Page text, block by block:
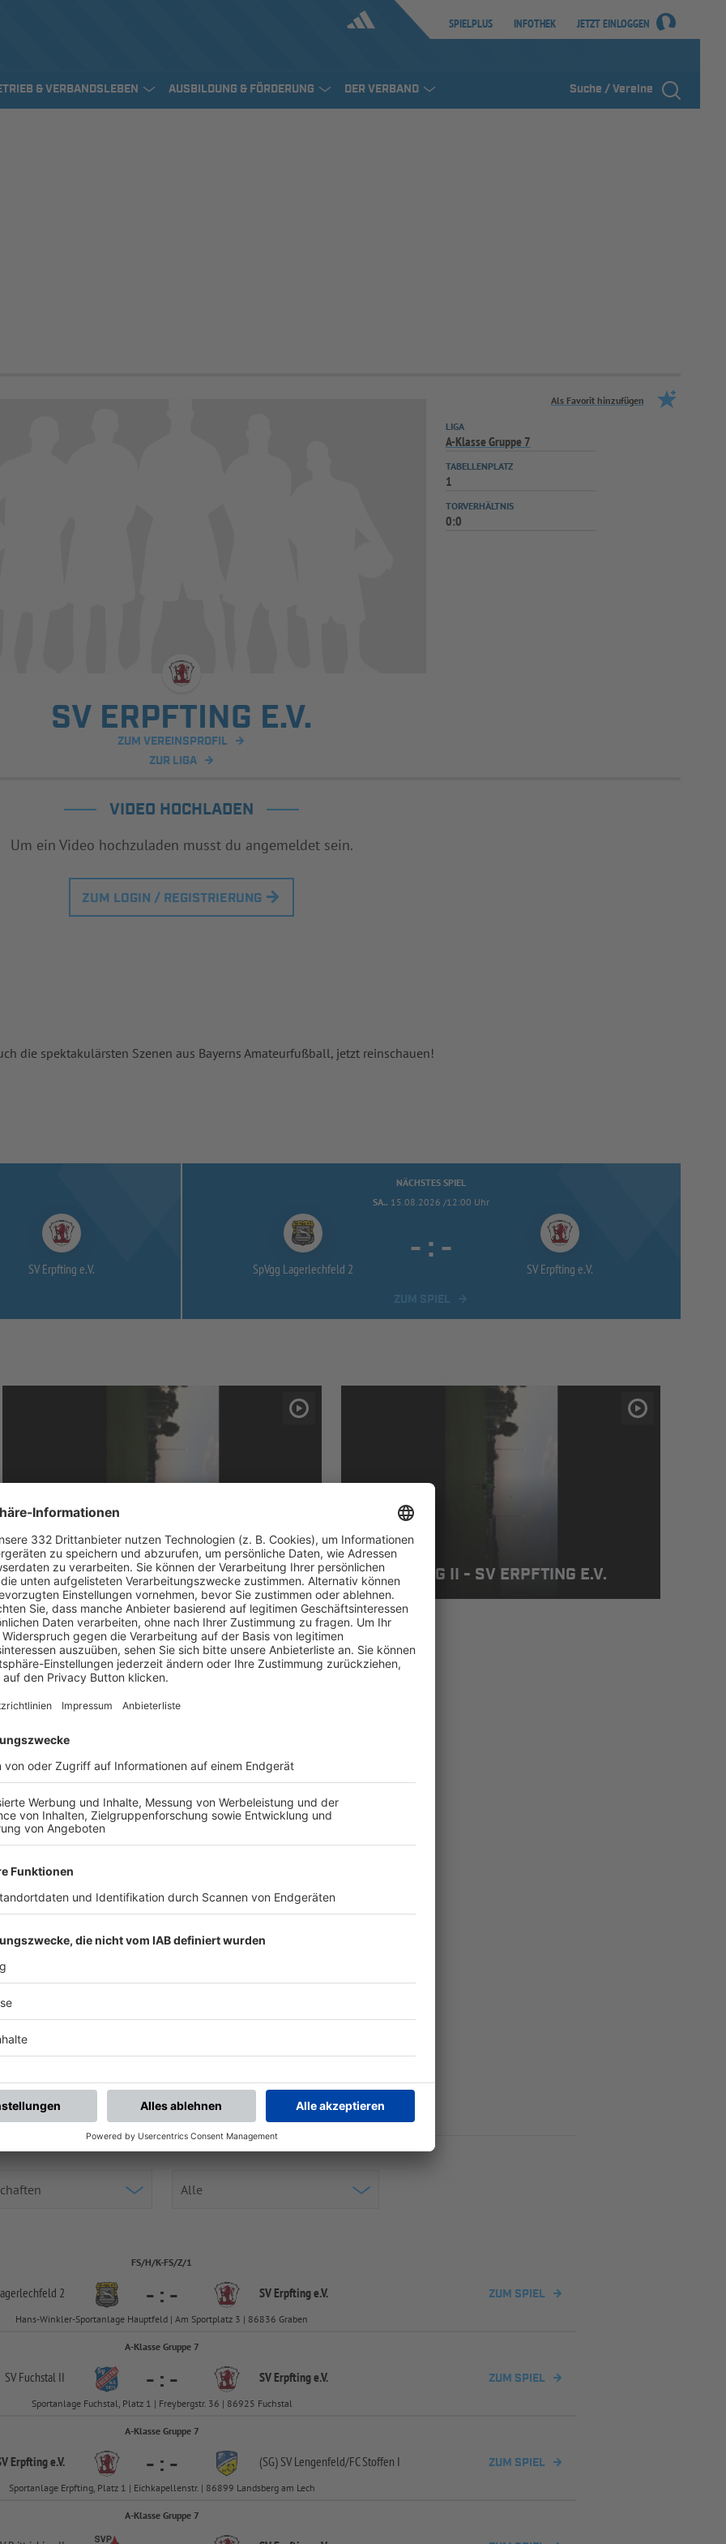
SPIELPLUS INFOTHEK JETZT EINLOGGEN
& VERBANDSLEBEN AUSBILDUNG & FÖRDERUNG DER VERBAND Suche / Vereine
Als Favorit hinzufügen
SV ERPFTING E.V.
ZUM VEREINSPROFIL
ZUR LIGA
LIGA
A-Klasse Gruppe 7
TABELLENPLATZ
1
TORVERHÄLTNIS
0:0
VIDEO HOCHLADEN
Um ein Video hochzuladen musst du angemeldet sein.
ZUM LOGIN / REGISTRIERUNG
die spektakulärsten Szenen aus Bayerns Amateurfußball, jetzt reinschauen!
SV Erpfting e.V.
NÄCHSTES SPIEL
SA.. 15.08.2026 /12:00 Uhr
SpVgg Lagerlechfeld 2
- : -
SV Erpfting e.V.
FC PENZING II - SV ERPFTING E.V. FC PENZING II - SV ERPFTING E.V.
ALLE NEWS
Spiele Letzte Spiele Kompletter Spielplan
FS/H/K-FS/Z/1
2 - : - SV Erpfting e.V. ZUM SPIEL
Hans-Winkler-Sportanlage Hauptfeld | Am Sportplatz 3 | 86836 Graben
A-Klasse Gruppe 7
SV Fuchstal II - : - SV Erpfting e.V. ZUM SPIEL
Sportanlage Fuchstal, Platz 1 | Freybergstr. 36 | 86925 Fuchstal
A-Klasse Gruppe 7
Erpfting e.V. - : - (SG) SV Lengenfeld/FC Stoffen I ZUM SPIEL
Sportanlage Erpfting, Platz 1 | Eichkapellenstr. | 86899 Landsberg am Lech
A-Klasse Gruppe 7